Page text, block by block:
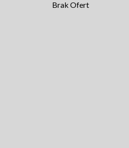
Brak Ofert